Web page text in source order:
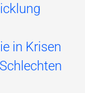
in Krisen